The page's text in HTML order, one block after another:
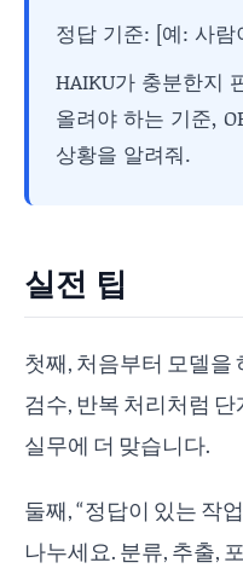
정답 기준: [예: 사
HAIKU가 충분한지
올려야 하는 기준,
상황을 알려줘.
실전 팁
첫째, 처음부터 모델을
검수, 반복 처리처럼
실무에 더 맞습니다.
둘째, “정답이 있는 작
나누세요. 분류, 추출,